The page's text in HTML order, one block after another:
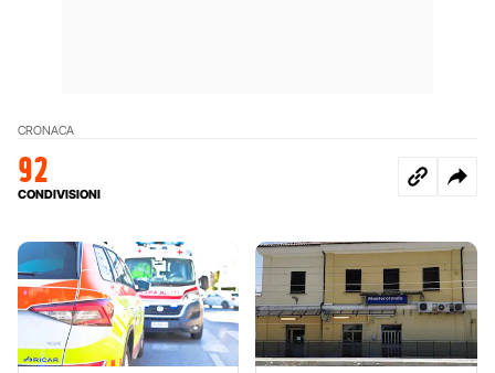
CRONACA
92
CONDIVISIONI